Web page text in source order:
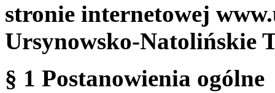
stronie internetowej
Ursynowsko-Natolińskie
§ 1 Postanowienia ogólne